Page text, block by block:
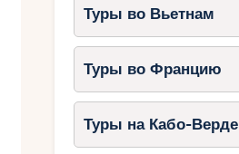
Туры во Вьетнам
Туры во Францию
Туры на Кабо-Верде